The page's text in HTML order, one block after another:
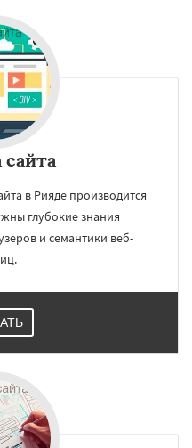
сайта
в Рияде производится
глубокие знания
и семантики веб-